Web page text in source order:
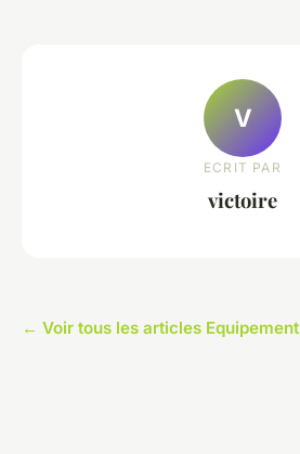
V
ECRIT PAR
victoire
← Voir tous les articles Equipement